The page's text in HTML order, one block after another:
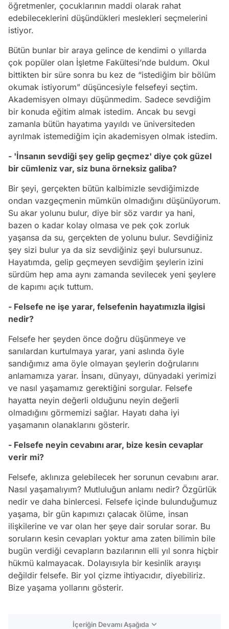
öğretmenler, çocuklarının maddi olarak rahat
edebileceklerini düşündükleri meslekleri seçmelerini
istiyor.
Bütün bunlar bir araya gelince de kendimi o yıllarda
çok popüler olan İşletme Fakültesi’nde buldum. Okul
bittikten bir süre sonra bu kez de “istediğim bir bölüm
okumak istiyorum” düşüncesiyle felsefeyi seçtim.
Akademisyen olmayı düşünmedim. Sadece sevdiğim
bir konuda eğitim almak istedim. Ancak bu sevgi
zamanla bütün hayatıma yayıldı ve üniversiteden
ayrılmak istemediğim için akademisyen olmak istedim.
- 'İnsanın sevdiği şey gelip geçmez' diye çok güzel
bir cümleniz var, siz buna örneksiz galiba?
Bir şeyi, gerçekten bütün kalbimizle sevdiğimizde
ondan vazgeçmenin mümkün olmadığını düşünüyorum.
Su akar yolunu bulur, diye bir söz vardır ya hani,
bazen o kadar kolay olmasa ve pek çok zorluk
yaşansa da su, gerçekten de yolunu bulur. Sevdiğiniz
şey sizi bulur ya da siz sevdiğiniz şeyi bulursunuz.
Hayatımda, gelip geçmeyen sevdiğim şeylerin izini
sürdüm hep ama aynı zamanda sevilecek yeni şeylere
de kapımı açık tuttum.
- Felsefe ne işe yarar, felsefenin hayatımızla ilgisi
nedir?
Felsefe her şeyden önce doğru düşünmeye ve
sanılardan kurtulmaya yarar, yani aslında öyle
sandığımız ama öyle olmayan şeylerin doğrularını
anlamamıza yarar. İnsanı, dünyayı, dünyadaki yerimizi
ve nasıl yaşamamız gerektiğini sorgular. Felsefe
hayatta neyin değerli olduğunu neyin değerli
olmadığını görmemizi sağlar. Hayatı daha iyi
yaşamanın olanaklarını gösterir.
- Felsefe neyin cevabını arar, bize kesin cevaplar
verir mi?
Felsefe, aklınıza gelebilecek her sorunun cevabını arar.
Nasıl yaşamalıyım? Mutluluğun anlamı nedir? Özgürlük
nedir ve daha binlercesi. Felsefe içinde bulunduğumuz
yaşama, bir gün kapımızı çalacak ölüme, insan
ilişkilerine ve var olan her şeye dair sorular sorar. Bu
soruların kesin cevapları yoktur ama zaten bilimin bile
bugün verdiği cevapların bazılarının elli yıl sonra hiçbir
hükmü kalmayacak. Dolayısıyla bir kesinlik arayışı
değildir felsefe. Bir yol çizme ihtiyacıdır, diyebiliriz.
Bize yaşama yollarını gösterir.
İçeriğin Devamı Aşağıda